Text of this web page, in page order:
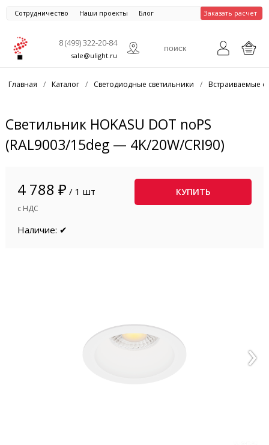
Сотрудничество Наши проекты Блог Заказать расчет
8 (499) 322-20-84
sale@ulight.ru
Главная / Каталог / Светодиодные светильники / Встраиваемые
Светильник HOKASU DOT noPS
(RAL9003/15deg — 4K/20W/CRI90)
4 788 ₽ / 1 шт
с НДС
КУПИТЬ
Наличие: ✔